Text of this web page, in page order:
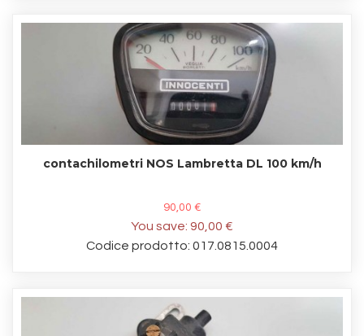
contachilometri NOS Lambretta DL 100 km/h
90,00 €
You save: 90,00 €
Codice prodotto: 017.0815.0004